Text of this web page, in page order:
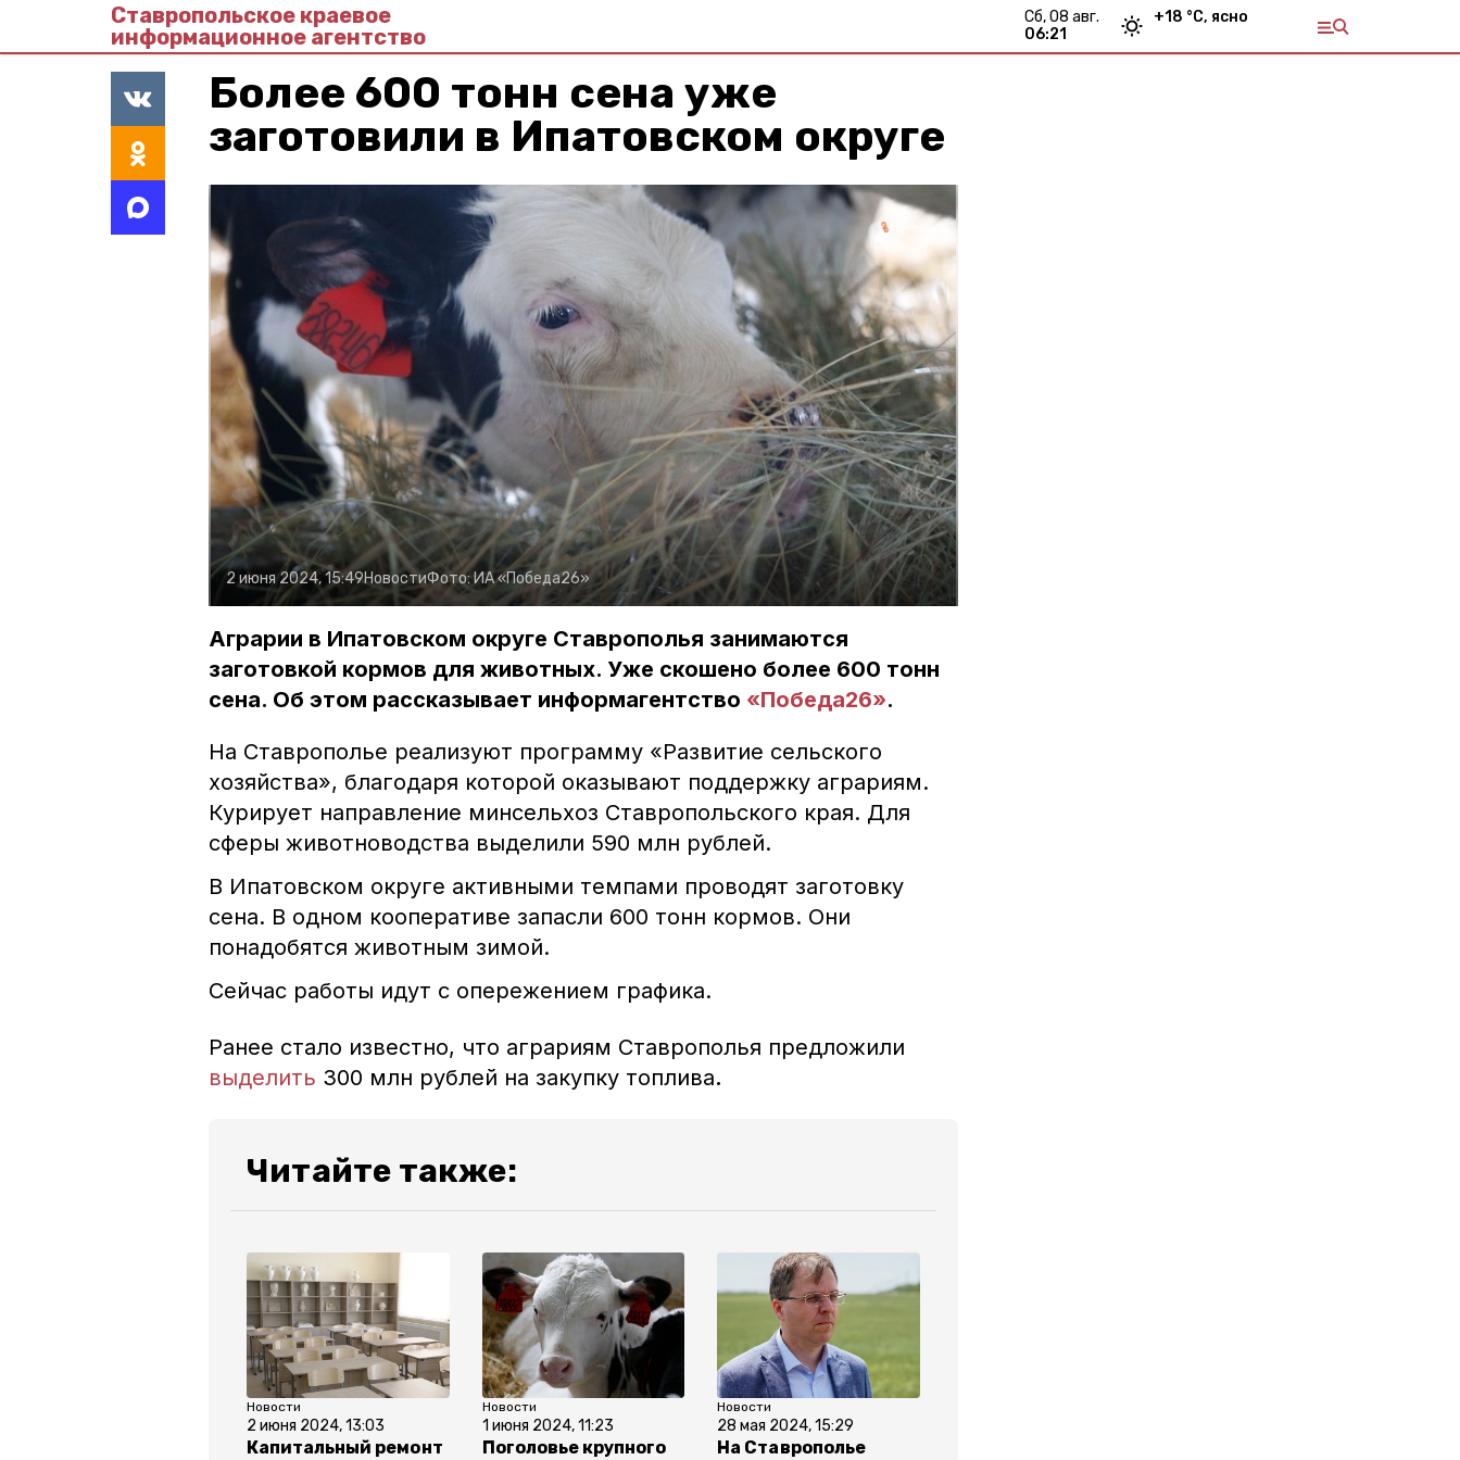
Ставропольское краевое
информационное агентство
сб, 08 авг.
06:21
+18 °С, ясно
Более 600 тонн сена уже
заготовили в Ипатовском округе
2 июня 2024, 15:49НовостиФото:ИА «Победа26»
Аграрии в Ипатовском округе Ставрополья занимаются
заготовкой кормов для животных. Уже скошено более 600 тонн
сена. Об этом рассказывает информагентство «Победа26».
На Ставрополье реализуют программу «Развитие сельского
хозяйства», благодаря которой оказывают поддержку аграриям.
Курирует направление минсельхоз Ставропольского края. Для
сферы животноводства выделили 590 млн рублей.
В Ипатовском округе активными темпами проводят заготовку
сена. В одном кооперативе запасли 600 тонн кормов. Они
понадобятся животным зимой.
Сейчас работы идут с опережением графика.
Ранее стало известно, что аграриям Ставрополья предложили
выделить 300 млн рублей на закупку топлива.
Читайте также:
Новости
2 июня 2024, 13:03
Капитальный ремонт
Новости
1 июня 2024, 11:23
Поголовье крупного
Новости
28 мая 2024, 15:29
На Ставрополье